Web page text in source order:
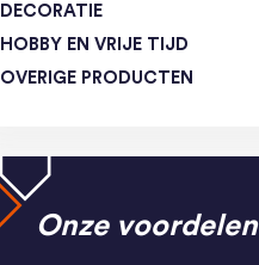
DECORATIE
HOBBY EN VRIJE TIJD
OVERIGE PRODUCTEN
Onze voordelen